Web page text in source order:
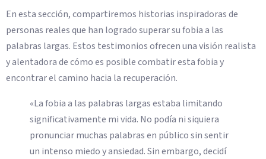
En esta sección, compartiremos historias inspiradoras de
personas reales que han logrado superar su fobia a las
palabras largas. Estos testimonios ofrecen una visión realista
y alentadora de cómo es posible combatir esta fobia y
encontrar el camino hacia la recuperación.
«La fobia a las palabras largas estaba limitando
significativamente mi vida. No podía ni siquiera
pronunciar muchas palabras en público sin sentir
un intenso miedo y ansiedad. Sin embargo, decidí